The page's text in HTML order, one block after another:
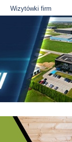
Wizytówki firm